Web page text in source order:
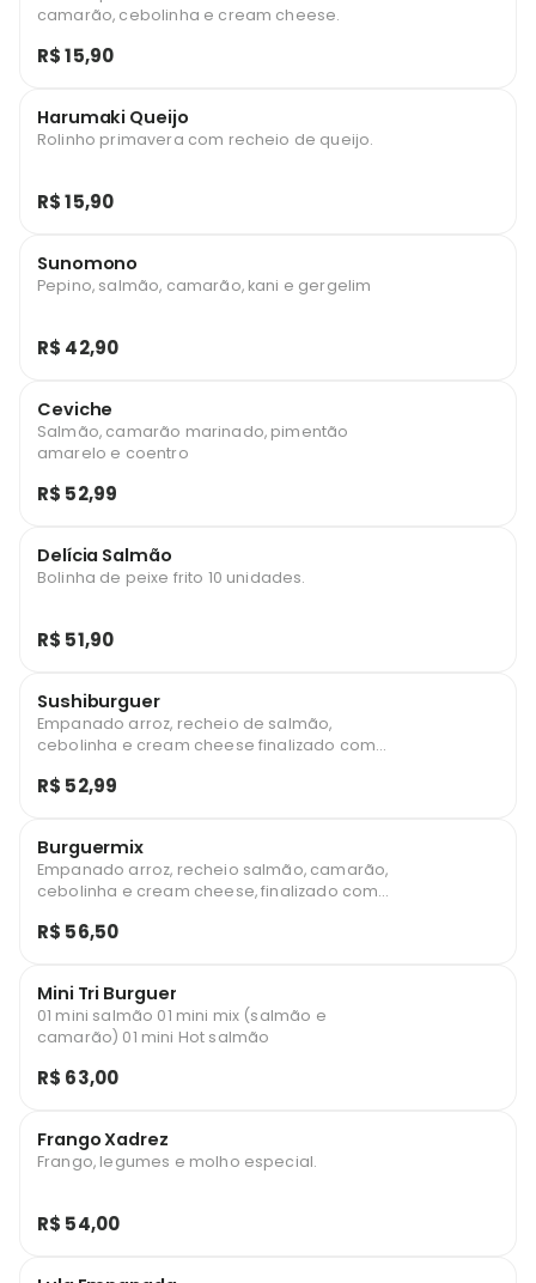
camarão, cebolinha e cream cheese.
R$ 15,90
Harumaki Queijo
Rolinho primavera com recheio de queijo.
R$ 15,90
Sunomono
Pepino, salmão, camarão, kani e gergelim
R$ 42,90
Ceviche
Salmão, camarão marinado, pimentão
amarelo e coentro
R$ 52,99
Delícia Salmão
Bolinha de peixe frito 10 unidades.
R$ 51,90
Sushiburguer
Empanado arroz, recheio de salmão,
cebolinha e cream cheese finalizado com
R$ 52,99
Burguermix
Empanado arroz, recheio salmão, camarão,
cebolinha e cream cheese, finalizado com
R$ 56,50
Mini Tri Burguer
01 mini salmão 01 mini mix (salmão e
camarão) 01 mini Hot salmão
R$ 63,00
Frango Xadrez
Frango, legumes e molho especial.
R$ 54,00